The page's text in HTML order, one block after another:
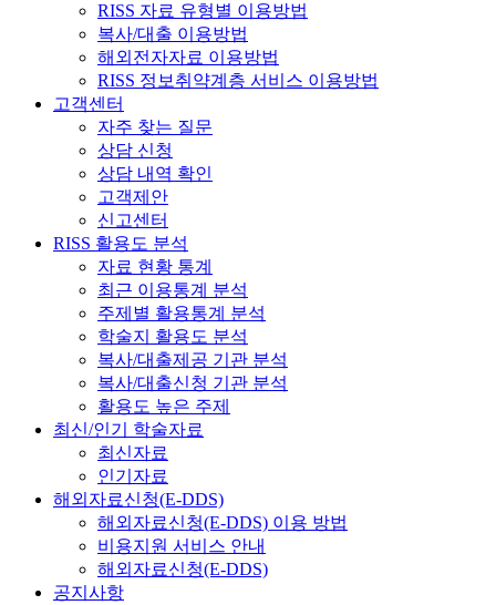
RISS 자료 유형별 이용방법
복사/대출 이용방법
해외전자자료 이용방법
RISS 정보취약계층 서비스 이용방법
고객센터
자주 찾는 질문
상담 신청
상담 내역 확인
고객제안
신고센터
RISS 활용도 분석
자료 현황 통계
최근 이용통계 분석
주제별 활용통계 분석
학술지 활용도 분석
복사/대출제공 기관 분석
복사/대출신청 기관 분석
활용도 높은 주제
최신/인기 학술자료
최신자료
인기자료
해외자료신청(E-DDS)
해외자료신청(E-DDS) 이용 방법
비용지원 서비스 안내
해외자료신청(E-DDS)
공지사항